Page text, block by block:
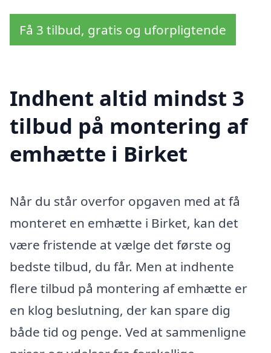
Få 3 tilbud, gratis og uforpligtende
Indhent altid mindst 3
tilbud på montering af
emhætte i Birket
Når du står overfor opgaven med at få
monteret en emhætte i Birket, kan det
være fristende at vælge det første og
bedste tilbud, du får. Men at indhente
flere tilbud på montering af emhætte er
en klog beslutning, der kan spare dig
både tid og penge. Ved at sammenligne